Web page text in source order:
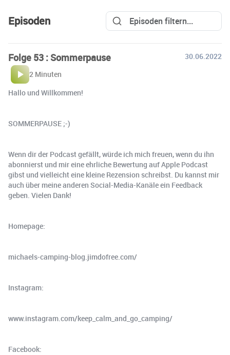
Episoden
Folge 53 : Sommerpause
30.06.2022
2 Minuten
Hallo und Willkommen!
SOMMERPAUSE ;-)
Wenn dir der Podcast gefällt, würde ich mich freuen, wenn du ihn
abonnierst und mir eine ehrliche Bewertung auf Apple Podcast
gibst und vielleicht eine kleine Rezension schreibst. Du kannst mir
auch über meine anderen Social-Media-Kanäle ein Feedback
geben. Vielen Dank!
Homepage:
michaels-camping-blog.jimdofree.com/
Instagram:
www.instagram.com/keep_calm_and_go_camping/
Facebook: